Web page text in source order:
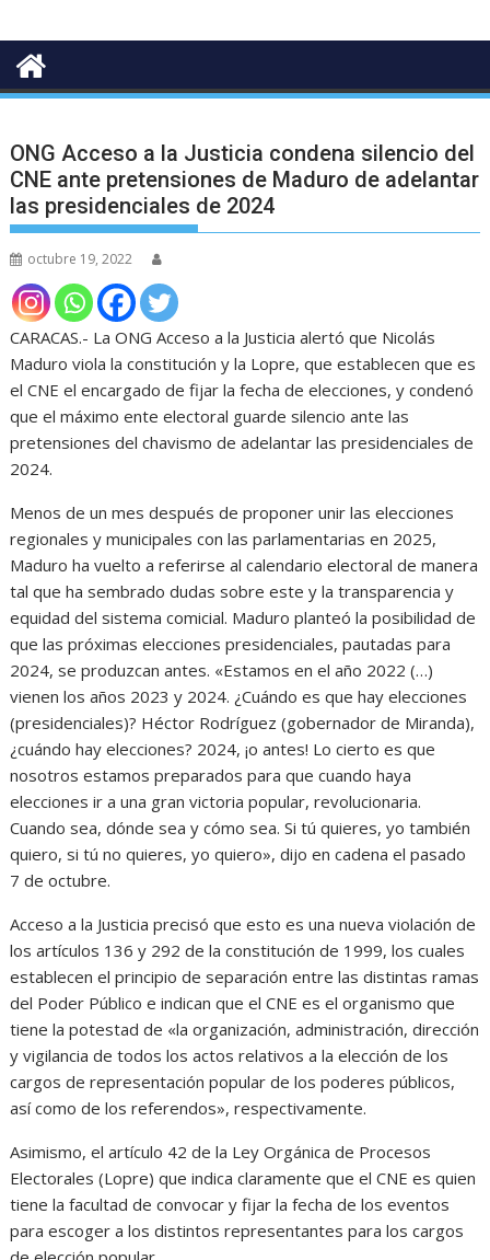
ONG Acceso a la Justicia condena silencio del
CNE ante pretensiones de Maduro de adelantar
las presidenciales de 2024
octubre 19, 2022
CARACAS.- La ONG Acceso a la Justicia alertó que Nicolás
Maduro viola la constitución y la Lopre, que establecen que es
el CNE el encargado de fijar la fecha de elecciones, y condenó
que el máximo ente electoral guarde silencio ante las
pretensiones del chavismo de adelantar las presidenciales de
2024.
Menos de un mes después de proponer unir las elecciones
regionales y municipales con las parlamentarias en 2025,
Maduro ha vuelto a referirse al calendario electoral de manera
tal que ha sembrado dudas sobre este y la transparencia y
equidad del sistema comicial. Maduro planteó la posibilidad de
que las próximas elecciones presidenciales, pautadas para
2024, se produzcan antes. «Estamos en el año 2022 (…)
vienen los años 2023 y 2024. ¿Cuándo es que hay elecciones
(presidenciales)? Héctor Rodríguez (gobernador de Miranda),
¿cuándo hay elecciones? 2024, ¡o antes! Lo cierto es que
nosotros estamos preparados para que cuando haya
elecciones ir a una gran victoria popular, revolucionaria.
Cuando sea, dónde sea y cómo sea. Si tú quieres, yo también
quiero, si tú no quieres, yo quiero», dijo en cadena el pasado
7 de octubre.
Acceso a la Justicia precisó que esto es una nueva violación de
los artículos 136 y 292 de la constitución de 1999, los cuales
establecen el principio de separación entre las distintas ramas
del Poder Público e indican que el CNE es el organismo que
tiene la potestad de «la organización, administración, dirección
y vigilancia de todos los actos relativos a la elección de los
cargos de representación popular de los poderes públicos,
así como de los referendos», respectivamente.
Asimismo, el artículo 42 de la Ley Orgánica de Procesos
Electorales (Lopre) que indica claramente que el CNE es quien
tiene la facultad de convocar y fijar la fecha de los eventos
para escoger a los distintos representantes para los cargos